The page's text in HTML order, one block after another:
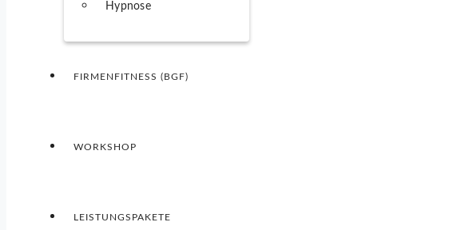
Hypnose
FIRMENFITNESS (BGF)
WORKSHOP
LEISTUNGSPAKETE